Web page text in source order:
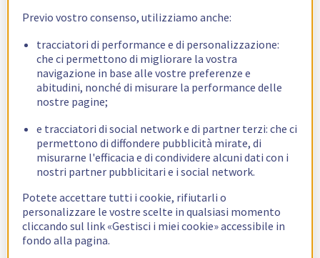
Previo vostro consenso, utilizziamo anche:
tracciatori di performance e di personalizzazione:
che ci permettono di migliorare la vostra
navigazione in base alle vostre preferenze e
abitudini, nonché di misurare la performance delle
nostre pagine;
e tracciatori di social network e di partner terzi: che ci
permettono di diffondere pubblicità mirate, di
misurarne l'efficacia e di condividere alcuni dati con i
nostri partner pubblicitari e i social network.
Potete accettare tutti i cookie, rifiutarli o
personalizzare le vostre scelte in qualsiasi momento
cliccando sul link «Gestisci i miei cookie» accessibile in
fondo alla pagina.